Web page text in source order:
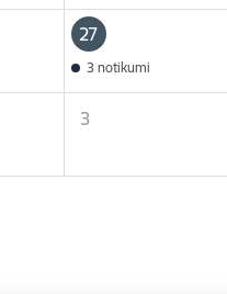
27
3 notikumi
3